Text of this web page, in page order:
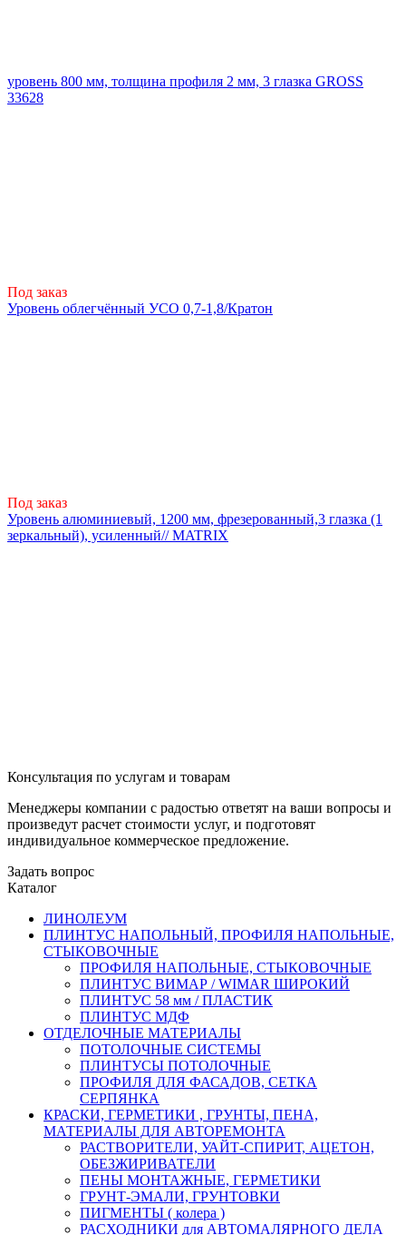
уровень 800 мм, толщина профиля 2 мм, 3 глазка GROSS
33628
Под заказ
Уровень облегчённый УСО 0,7-1,8/Кратон
Под заказ
Уровень алюминиевый, 1200 мм, фрезерованный,3 глазка (1
зеркальный), усиленный// MATRIX
Консультация по услугам и товарам
Менеджеры компании с радостью ответят на ваши вопросы и
произведут расчет стоимости услуг, и подготовят
индивидуальное коммерческое предложение.
Задать вопрос
Каталог
ЛИНОЛЕУМ
ПЛИНТУС НАПОЛЬНЫЙ, ПРОФИЛЯ НАПОЛЬНЫЕ,
СТЫКОВОЧНЫЕ
ПРОФИЛЯ НАПОЛЬНЫЕ, СТЫКОВОЧНЫЕ
ПЛИНТУС ВИМАР / WIMAR ШИРОКИЙ
ПЛИНТУС 58 мм / ПЛАСТИК
ПЛИНТУС МДФ
ОТДЕЛОЧНЫЕ МАТЕРИАЛЫ
ПОТОЛОЧНЫЕ СИСТЕМЫ
ПЛИНТУСЫ ПОТОЛОЧНЫЕ
ПРОФИЛЯ ДЛЯ ФАСАДОВ, СЕТКА
СЕРПЯНКА
КРАСКИ, ГЕРМЕТИКИ , ГРУНТЫ, ПЕНА,
МАТЕРИАЛЫ ДЛЯ АВТОРЕМОНТА
РАСТВОРИТЕЛИ, УАЙТ-СПИРИТ, АЦЕТОН,
ОБЕЗЖИРИВАТЕЛИ
ПЕНЫ МОНТАЖНЫЕ, ГЕРМЕТИКИ
ГРУНТ-ЭМАЛИ, ГРУНТОВКИ
ПИГМЕНТЫ ( колера )
РАСХОДНИКИ для АВТОМАЛЯРНОГО ДЕЛА